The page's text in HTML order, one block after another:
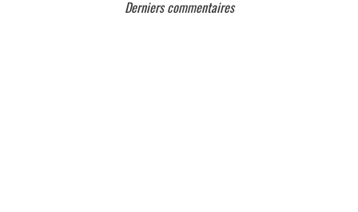
Derniers commentaires